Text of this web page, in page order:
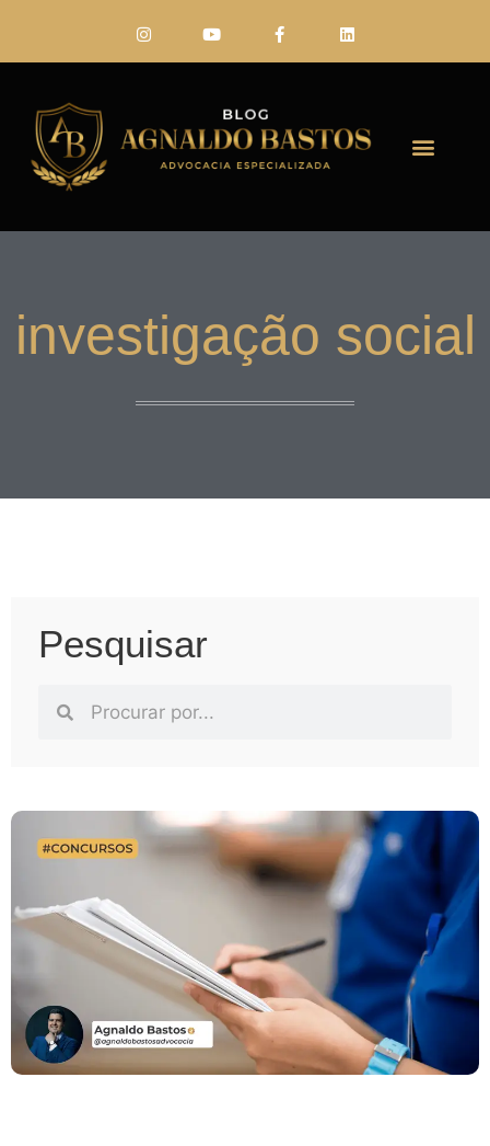
investigação social
Pesquisar